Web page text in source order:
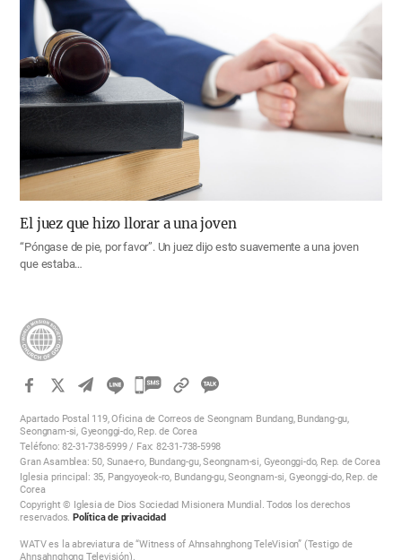
El juez que hizo llorar a una joven
“Póngase de pie, por favor”. Un juez dijo esto suavemente a una joven
que estaba…
카
오
톡
공
하
Apartado Postal 119, Oficina de Correos de Seongnam Bundang, Bundang-gu,
Seongnam-si, Gyeonggi-do, Rep. de Corea
Teléfono: 82-31-738-5999 / Fax: 82-31-738-5998
Gran Asamblea: 50, Sunae-ro, Bundang-gu, Seongnam-si, Gyeonggi-do, Rep. de Corea
Iglesia principal: 35, Pangyoyeok-ro, Bundang-gu, Seongnam-si, Gyeonggi-do, Rep. de
Corea
Copyright © Iglesia de Dios Sociedad Misionera Mundial. Todos los derechos
reservados.Política de privacidad
WATV es la abreviatura de “Witness of Ahnsahnghong TeleVision” (Testigo de
Ahnsahnghong Televisión).